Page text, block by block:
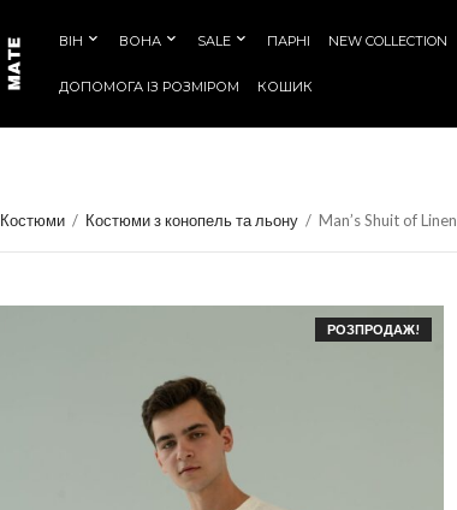
ВІН ВОНА SALE ПАРНІ NEW COLLECTION
ДОПОМОГА IЗ РОЗМIРОМ КОШИК
Костюми / Костюми з конопель та льону / Man’s Shuit of Linen
РОЗПРОДАЖ!